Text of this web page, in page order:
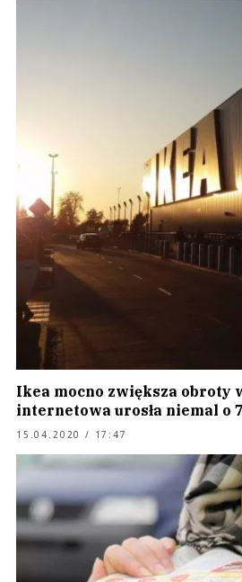
Ikea mocno zwiększa obroty
internetowa urosła niemal o
15.04.2020 / 17:47